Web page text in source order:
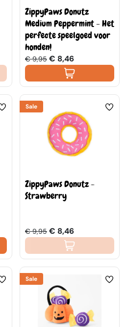
ZippyPaws Donutz
Medium Peppermint - Het
perfecte speelgoed voor
honden!
€ 9,95 € 8,46
Sale
ZippyPaws Donutz -
Strawberry
€ 9,95 € 8,46
Sale